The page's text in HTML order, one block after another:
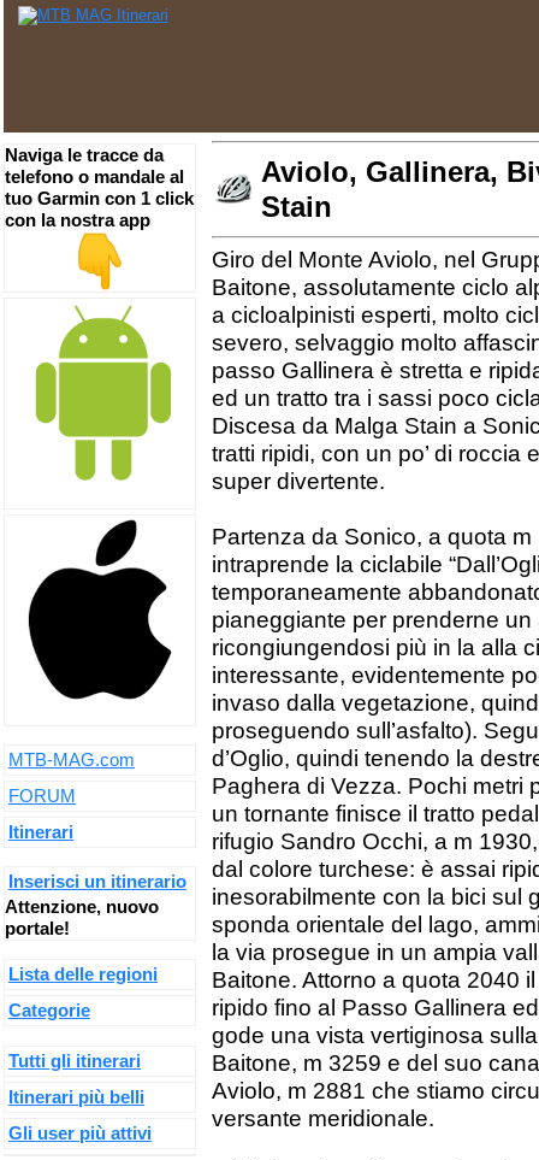
Aviolo, Gallinera,
Stain
Giro del Monte Aviolo, nel
Baitone, assolutamente ciclo
a cicloalpinisti esperti, molto
severo, selvaggio molto
passo Gallinera è stretta e
ed un tratto tra i sassi poco
Discesa da Malga Stain a
tratti ripidi, con un po’ di
super divertente.
Partenza da Sonico, a quota
intraprende la ciclabile
temporaneamente
pianeggiante per prenderne
ricongiungendosi più in la alla
interessante, evidentemente
invaso dalla vegetazione,
proseguendo sull’asfalto).
d’Oglio, quindi tenendo la
Paghera di Vezza. Pochi metri
un tornante finisce il tratto
rifugio Sandro Occhi, a m
dal colore turchese: è assai
inesorabilmente con la bici sul
sponda orientale del lago,
la via prosegue in un ampia
Baitone. Attorno a quota 2040
ripido fino al Passo Gallinera
gode una vista vertiginosa
Baitone, m 3259 e del suo
Aviolo, m 2881 che stiamo
versante meridionale.
Naviga le tracce da
telefono o mandale al
tuo Garmin con 1 click
con la nostra app
MTB-MAG.com
FORUM
Itinerari
Inserisci un itinerario
Attenzione, nuovo
portale!
Lista delle regioni
Categorie
Tutti gli itinerari
Itinerari più belli
Gli user più attivi